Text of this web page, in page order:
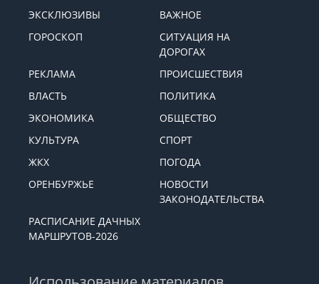
ЭКСКЛЮЗИВЫ
ВАЖНОЕ
ГОРОСКОП
СИТУАЦИЯ НА
ДОРОГАХ
РЕКЛАМА
ПРОИСШЕСТВИЯ
ВЛАСТЬ
ПОЛИТИКА
ЭКОНОМИКА
ОБЩЕСТВО
КУЛЬТУРА
СПОРТ
ЖКХ
ПОГОДА
ОРЕНБУРЖЬЕ
НОВОСТИ
ЗАКОНОДАТЕЛЬСТВА
РАСПИСАНИЕ ДАЧНЫХ
МАРШРУТОВ-2026